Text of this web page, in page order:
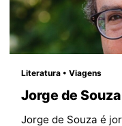
Literatura • Viagens
Jorge de Souza
Jorge de Souza é